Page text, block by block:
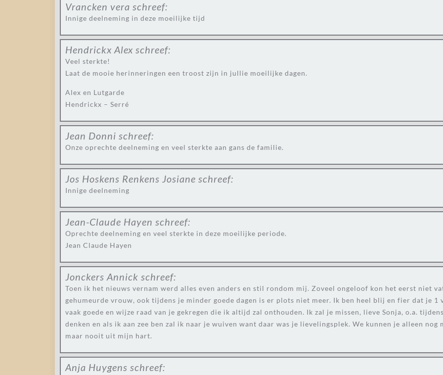
Vrancken vera schreef:
Innige deelneming in deze moeilijke tijd
Hendrickx Alex schreef:
Veel sterkte!
Laat de mooie herinneringen een troost zijn in jullie moeilijke dagen.
Alex en Lutgarde
Hendrickx – Serré
Jean Donni schreef:
Onze oprechte deelneming en veel sterkte aan gans de familie.
Jos Hoskens Renkens Josiane schreef:
Innige deelneming
Jean-Claude Hayen schreef:
Oprechte deelneming en veel sterkte in deze moeilijke periode.
Jean Claude Hayen
Jonckers Annick schreef:
Toen ik het nieuws vernam werd alles even anders en stil rondom mij. Zoveel ongeloof kon het eerst niet
gehumeurde vrouw, ook tijdens je minder goede dagen is er plots niet meer. Ik ben heel blij en fier dat je
vaak goede en wijze raad van je gekregen die ik altijd zal onthouden. Ik zal je missen, lieve Sonja, o.a.
denken en als ik aan zee ben zal ik naar je wuiven want daar was je lievelingsplek. We kunnen je alleen
maar nooit uit mijn hart.
Anja Huygens schreef: